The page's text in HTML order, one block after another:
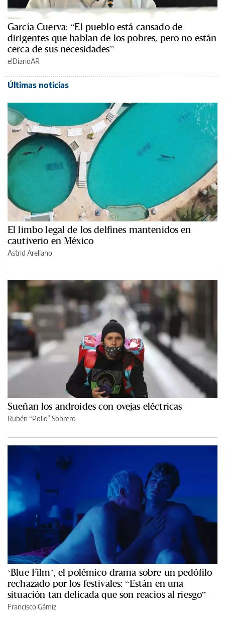
García Cuerva: “El pueblo está cansado de
dirigentes que hablan de los pobres, pero no están
cerca de sus necesidades”
elDiarioAR
Últimas noticias
El limbo legal de los delfines mantenidos en
cautiverio en México
Astrid Arellano
Sueñan los androides con ovejas eléctricas
Rubén “Pollo” Sobrero
‘Blue Film’, el polémico drama sobre un pedófilo
rechazado por los festivales: “Están en una
situación tan delicada que son reacios al riesgo”
Francisco Gámiz